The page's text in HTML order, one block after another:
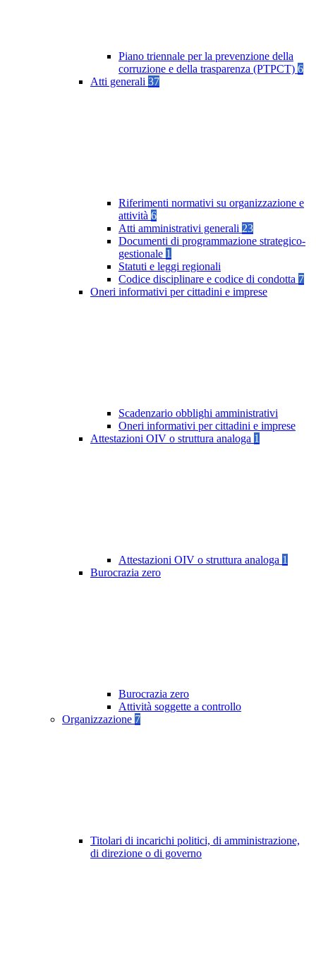
Piano triennale per la prevenzione della
corruzione e della trasparenza (PTPCT) 6
Atti generali 37
Riferimenti normativi su organizzazione e
attività 6
Atti amministrativi generali 23
Documenti di programmazione strategico-
gestionale 1
Statuti e leggi regionali
Codice disciplinare e codice di condotta 7
Oneri informativi per cittadini e imprese
Scadenzario obblighi amministrativi
Oneri informativi per cittadini e imprese
Attestazioni OIV o struttura analoga 1
Attestazioni OIV o struttura analoga 1
Burocrazia zero
Burocrazia zero
Attività soggette a controllo
Organizzazione 7
Titolari di incarichi politici, di amministrazione,
di direzione o di governo